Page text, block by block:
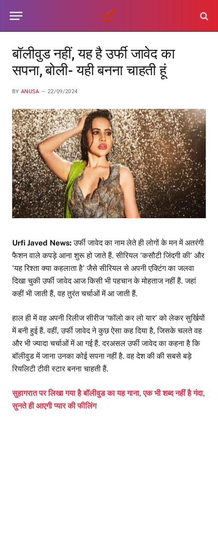
बॉलीवुड नहीं, यह है उर्फी जावेद का
सपना, बोली- यही बनना चाहती हूं
BY ANUSA 22/09/2024
Urfi Javed News:उर्फी जावेद का नाम लेते ही लोगों के मन में अतरंगी
फैशन वाले कपड़े आना शुरू हो जाते हैं. सीरियल ‘कसौटी जिंदगी की’ और
‘यह रिश्ता क्या कहलाता है’ जैसे सीरियल से अपनी एक्टिंग का जलवा
दिखा चुकी उर्फी जावेद आज किसी भी पहचान के मोहताज नहीं हैं. जहां
कहीं भी जाती हैं, वह तुरंत चर्चाओं में आ जाती हैं.
हाल ही में वह अपनी रिलीज सीरीज ‘फॉलो कर लो यार’ को लेकर सुर्खियों
में बनी हुई हैं. वहीं, उर्फी जावेद ने कुछ ऐसा कह दिया है, जिसके चलते वह
और भी ज्यादा चर्चाओं में आ गई हैं. दरअसल उर्फी जावेद का कहना है कि
बॉलीवुड में जाना उनका कोई सपना नहीं है. वह देश की की सबसे बड़े
रियलिटी टीवी स्टार बनना चाहती हैं.
सुहागरात पर लिखा गया है बॉलीवुड का यह गाना, एक भी शब्द नहीं है गंदा,
सुनते ही आएगी प्यार की फीलिंग